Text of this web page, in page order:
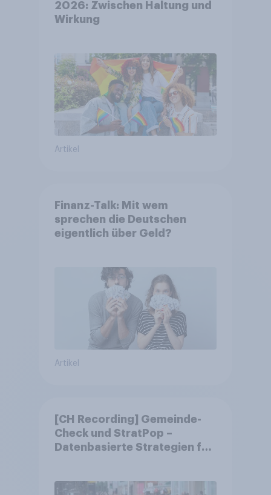
2026: Zwischen Haltung und
Wirkung
Artikel
Finanz-Talk: Mit wem
sprechen die Deutschen
eigentlich über Geld?
Artikel
[CH Recording] Gemeinde-
Check und StratPop –
Datenbasierte Strategien für